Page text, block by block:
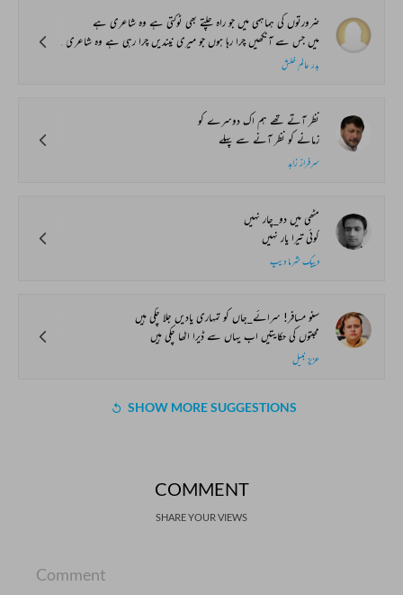
ضرورتوں کی ہماہمی میں جو راہ چلتے بھی ٹوکتی ہے وہ شاعری ہے
میں جس سے آنکھیں چرا رہا ہوں جو میری نیندیں چرا رہی ہے وہ شاعری ہے
بدر عالم خلش
نظر آتے تھے ہم اک دوسرے کو
زمانے کو نظر آنے سے پہلے
سرفراز زاہد
مٹھی میں دو_چار نہیں
کوئی تیرا یار نہیں
دیپک شرما دیپ
سنو مسافر! سرائے_جاں کو تمہاری یادیں جلا چکی ہیں
محبتوں کی حکایتیں اب یہاں سے ڈیرا اٹھا چکی ہیں
عزیز نبیل
SHOW MORE SUGGESTIONS
COMMENT
SHARE YOUR VIEWS
Comment